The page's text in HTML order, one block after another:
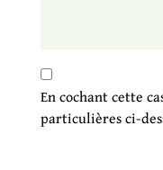
En cochant cette
particulières ci-